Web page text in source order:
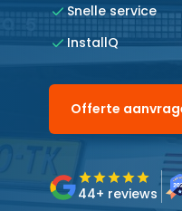
Snelle service
InstallQ
Offerte
44+ reviews